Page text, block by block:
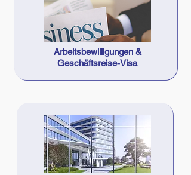
Arbeitsbewilligungen &
Geschäftsreise-Visa